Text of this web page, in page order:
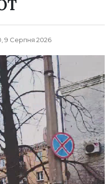
9 Серпня 2026